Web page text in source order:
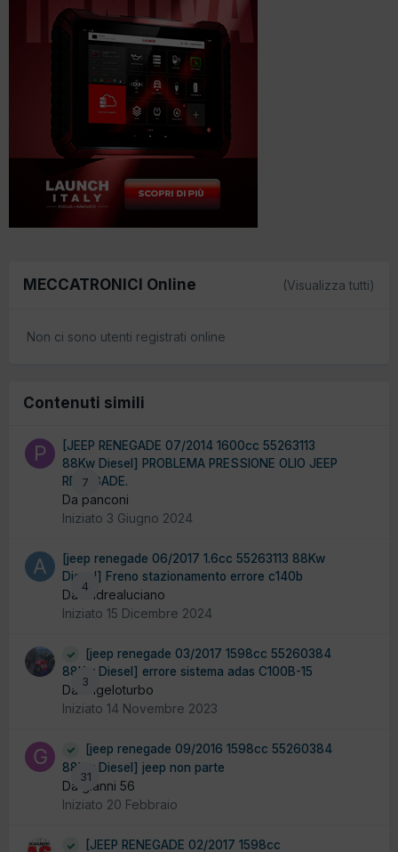
MECCATRONICI Online (Visualizza tutti)
Non ci sono utenti registrati online
Contenuti simili
7
[JEEP RENEGADE 07/2014 1600cc 55263113
88Kw Diesel] PROBLEMA PRESSIONE OLIO JEEP
RENEGADE.
Da panconi
Iniziato 3 Giugno 2024
4
[jeep renegade 06/2017 1.6cc 55263113 88Kw
Diesel] Freno stazionamento errore c140b
Da andrealuciano
Iniziato 15 Dicembre 2024
3
[jeep renegade 03/2017 1598cc 55260384
88Kw Diesel] errore sistema adas C100B-15
Da angeloturbo
Iniziato 14 Novembre 2023
31
[jeep renegade 09/2016 1598cc 55260384
88Kw Diesel] jeep non parte
Da gianni 56
Iniziato 20 Febbraio
[JEEP RENEGADE 02/2017 1598cc